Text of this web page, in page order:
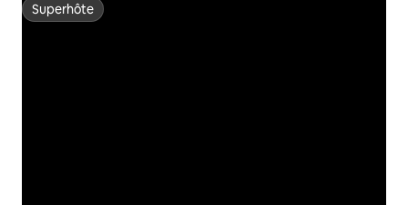
Superhôte
Superhôte